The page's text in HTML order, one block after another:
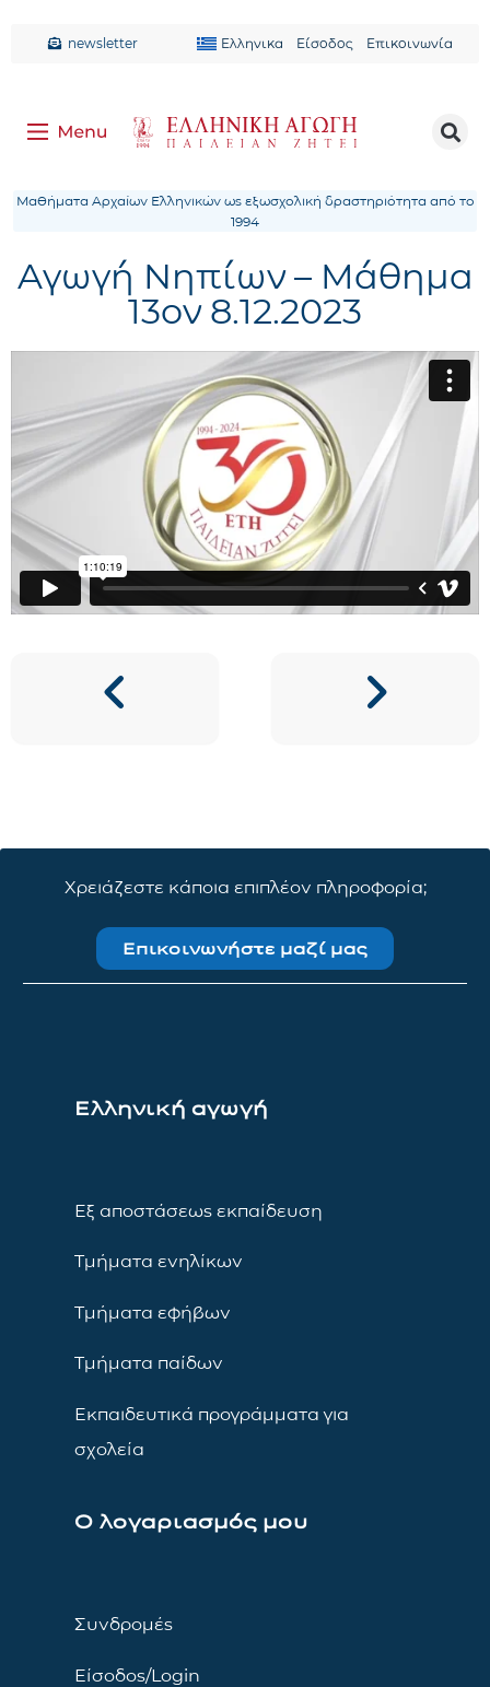
newsletter Ελληνικα Είσοδος Επικοινωνία
Μαθήματα Αρχαίων Ελληνικών ως εξωσχολική δραστηριότητα από το
1994
Αγωγή Νηπίων – Μάθημα
13ον 8.12.2023
Χρειάζεστε κάποια επιπλέον πληροφορία;
Επικοινωνήστε μαζί μας
Ελληνική αγωγή
Εξ αποστάσεως εκπαίδευση
Τμήματα ενηλίκων
Τμήματα εφήβων
Τμήματα παίδων
Εκπαιδευτικά προγράμματα για
σχολεία
Ο λογαριασμός μου
Συνδρομές
Είσοδος/Login